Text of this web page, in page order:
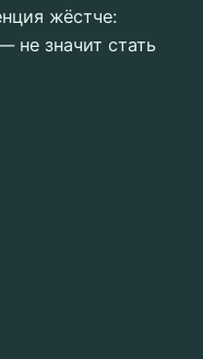
жёстче:
не значит стать